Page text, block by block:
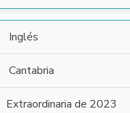
Inglés
Cantabria
Extraordinaria de 2023